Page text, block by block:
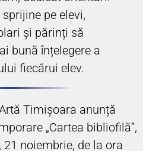
pe elevi,
și părinți să
bună înțelegere a
fiecărui elev.
Timișoara anunță
„Cartea bibliofilă”,
noiembrie, de la ora